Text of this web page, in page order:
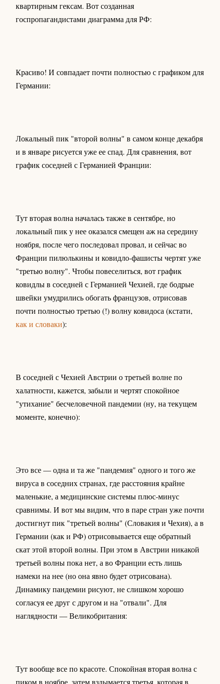
квартирным гексам. Вот созданная
госпропагандистами диаграмма для РФ:
Красиво! И совпадает почти полностью с графиком для
Германии:
Локальный пик "второй волны" в самом конце декабря
и в январе рисуется уже ее спад. Для сравнения, вот
график соседней с Германией Франции:
Тут вторая волна началась также в сентябре, но
локальный пик у нее оказался смещен аж на середину
ноября, после чего последовал провал, и сейчас во
Франции пилюлькины и ковидло-фашисты чертят уже
"третью волну". Чтобы повеселиться, вот график
ковидлы в соседней с Германией Чехией, где бодрые
швейки умудрились обогать французов, отрисовав
почти полностью третью (!) волну ковидоса (кстати,
как и словаки):
В соседней с Чехией Австрии о третьей волне по
халатности, кажется, забыли и чертят спокойное
"утихание" бесчеловечной пандемии (ну, на текущем
моменте, конечно):
Это все — одна и та же "пандемия" одного и того же
вируса в соседних странах, где расстояния крайне
маленькие, а медицинские системы плюс-минус
сравнимы. И вот мы видим, что в паре стран уже почти
достигнут пик "третьей волны" (Словакия и Чехия), а в
Германии (как и РФ) отрисовывается еще обратный
скат этой второй волны. При этом в Австрии никакой
третьей волны пока нет, а во Франции есть лишь
намеки на нее (но она явно будет отрисована).
Динамику пандемии рисуют, не слишком хорошо
согласуя ее друг с другом и на "отвали". Для
наглядности — Великобритания:
Тут вообще все по красоте. Спокойная вторая волна с
пиком в ноябре, затем вздымается третья, которая в